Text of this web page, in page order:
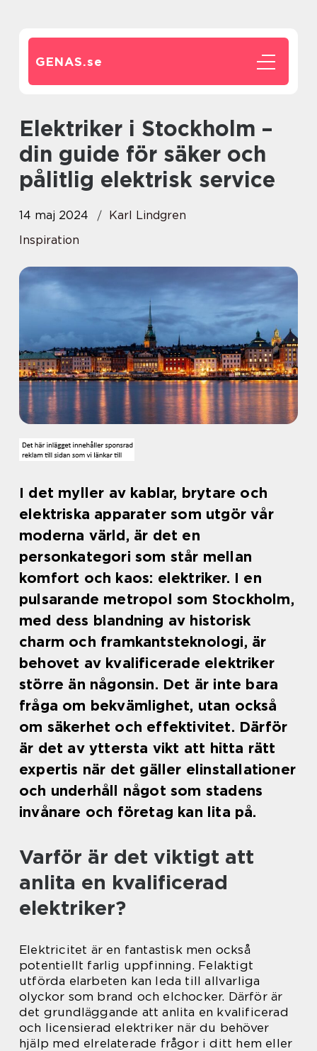
GENAS.se
Elektriker i Stockholm –
din guide för säker och
pålitlig elektrisk service
14 maj 2024
Karl Lindgren
Inspiration
I det myller av kablar, brytare och
elektriska apparater som utgör vår
moderna värld, är det en
personkategori som står mellan
komfort och kaos: elektriker. I en
pulsarande metropol som Stockholm,
med dess blandning av historisk
charm och framkantsteknologi, är
behovet av kvalificerade elektriker
större än någonsin. Det är inte bara
fråga om bekvämlighet, utan också
om säkerhet och effektivitet. Därför
är det av yttersta vikt att hitta rätt
expertis när det gäller elinstallationer
och underhåll något som stadens
invånare och företag kan lita på.
Varför är det viktigt att
anlita en kvalificerad
elektriker?
Elektricitet är en fantastisk men också
potentiellt farlig uppfinning. Felaktigt
utförda elarbeten kan leda till allvarliga
olyckor som brand och elchocker. Därför är
det grundläggande att anlita en kvalificerad
och licensierad elektriker när du behöver
hjälp med elrelaterade frågor i ditt hem eller